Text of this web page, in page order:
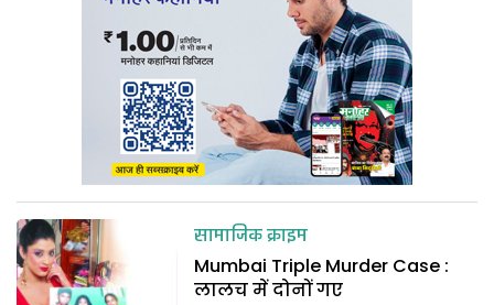
सामाजिक क्राइम
Mumbai Triple Murder Case :
लालच में दोनों गए